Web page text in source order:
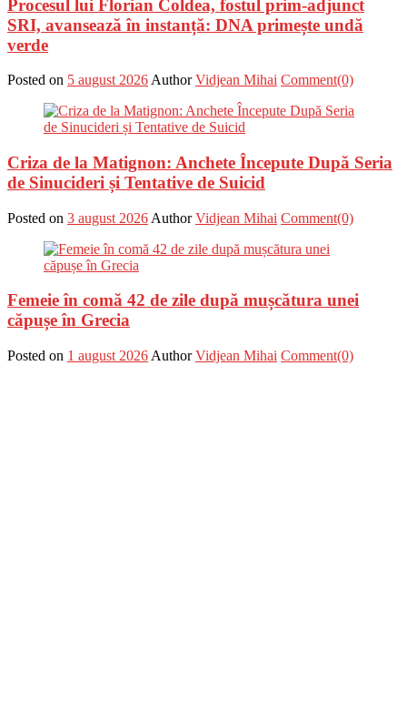
Procesul lui Florian Coldea, fostul prim-adjunct
SRI, avansează în instanță: DNA primește undă
verde
Posted on 5 august 2026 Author Vidjean Mihai Comment(0)
Criza de la Matignon: Anchete Începute După Seria
de Sinucideri și Tentative de Suicid
Posted on 3 august 2026 Author Vidjean Mihai Comment(0)
Femeie în comă 42 de zile după mușcătura unei
căpușe în Grecia
Posted on 1 august 2026 Author Vidjean Mihai Comment(0)